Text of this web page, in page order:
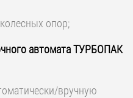
опор;
автомата ТУРБОПАК
вручную